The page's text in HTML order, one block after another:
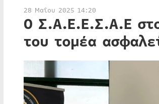
28 Μαΐου 2025 14:20
Ο Σ.Α.Ε.Ε.Σ.Α.Ε
του τομέα